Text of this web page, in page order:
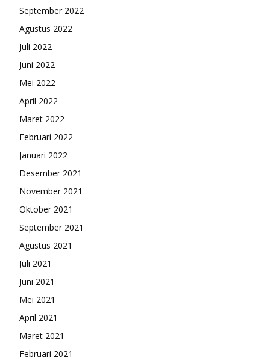
September 2022
Agustus 2022
Juli 2022
Juni 2022
Mei 2022
April 2022
Maret 2022
Februari 2022
Januari 2022
Desember 2021
November 2021
Oktober 2021
September 2021
Agustus 2021
Juli 2021
Juni 2021
Mei 2021
April 2021
Maret 2021
Februari 2021